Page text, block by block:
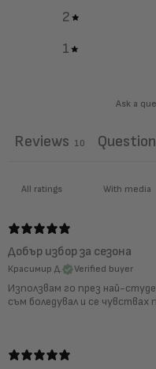
2
1
Ask a
Reviews 10
With media
Добър избор за сезона
Красимир Д. Verified buyer
Използвам го през най-
съм боледувал и се